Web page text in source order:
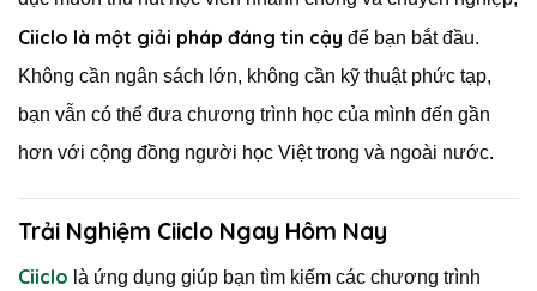
Ciiclo là một giải pháp đáng tin cậy để bạn bắt đầu.
Không cần ngân sách lớn, không cần kỹ thuật phức tạp,
bạn vẫn có thể đưa chương trình học của mình đến gần
hơn với cộng đồng người học Việt trong và ngoài nước.
Trải Nghiệm Ciiclo Ngay Hôm Nay
Ciiclo là ứng dụng giúp bạn tìm kiếm các chương trình